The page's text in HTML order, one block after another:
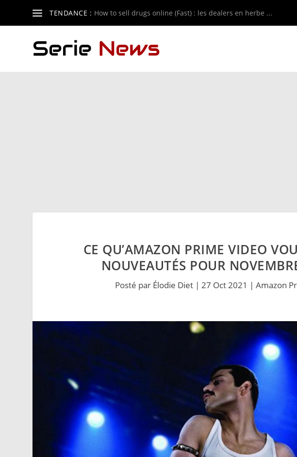
TENDANCE : How to sell drugs online (Fast) : les dealers en herbe ...
CE QU’AMAZON PRIME VIDEO
NOUVEAUTÉS POUR
Posté par Élodie Diet| 27 Oct 2021 | Amazon